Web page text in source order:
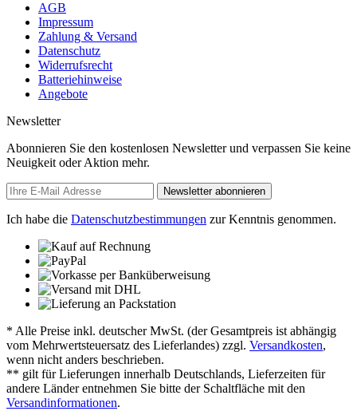
AGB
Impressum
Zahlung & Versand
Datenschutz
Widerrufsrecht
Batteriehinweise
Angebote
Newsletter
Abonnieren Sie den kostenlosen Newsletter und verpassen Sie keine
Neuigkeit oder Aktion mehr.
Newsletter abonnieren
Ich habe die Datenschutzbestimmungen zur Kenntnis genommen.
* Alle Preise inkl. deutscher MwSt. (der Gesamtpreis ist abhängig
vom Mehrwertsteuersatz des Lieferlandes) zzgl. Versandkosten,
wenn nicht anders beschrieben.
** gilt für Lieferungen innerhalb Deutschlands, Lieferzeiten für
andere Länder entnehmen Sie bitte der Schaltfläche mit den
Versandinformationen.